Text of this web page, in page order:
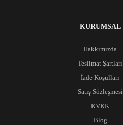
KURUMSAL
Hakkımızda
Teslimat Şartları
İade Koşulları
Satış Sözleşmesi
KVKK
Blog